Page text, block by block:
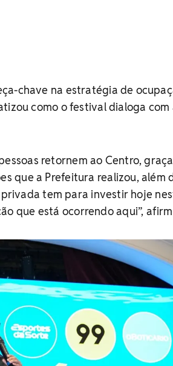
chave na estratégia de
como o festival dialoga com
retornem ao Centro,
que a Prefeitura realizou, além
tem para investir hoje
que está ocorrendo aqui”,